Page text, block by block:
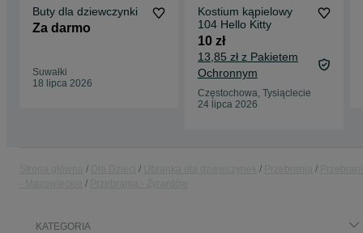
Buty dla dziewczynki
Za darmo
Suwałki
18 lipca 2026
Kostium kąpielowy
104 Hello Kitty
10 zł
13,85 zł z Pakietem
Ochronnym
Częstochowa, Tysiąclecie
24 lipca 2026
KATEGORIA